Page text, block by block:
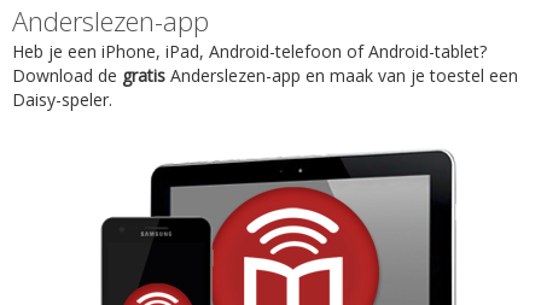
Anderslezen-app
Heb je een iPhone, iPad, Android-telefoon of Android-tablet?
Download de gratis Anderslezen-app en maak van je toestel een
Daisy-speler.